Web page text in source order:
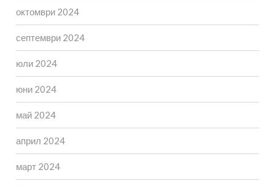
октомври 2024
септември 2024
юли 2024
юни 2024
май 2024
април 2024
март 2024